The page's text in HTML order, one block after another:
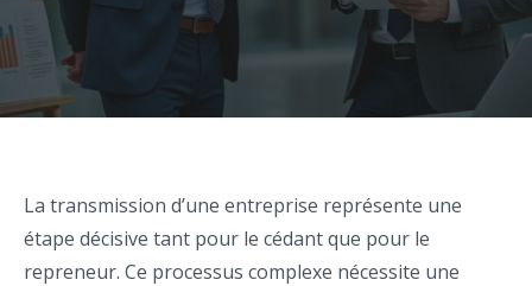
La transmission d’une entreprise représente une
étape décisive tant pour le cédant que pour le
repreneur. Ce processus complexe nécessite une